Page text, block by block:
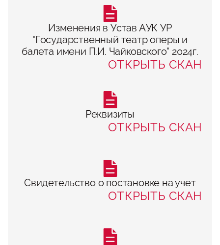
Изменения в Устав АУК УР
"Государственный театр оперы и
балета имени П.И. Чайковского" 2024г.
ОТКРЫТЬ СКАН
Реквизиты
ОТКРЫТЬ СКАН
Свидетельство о постановке на учет
ОТКРЫТЬ СКАН